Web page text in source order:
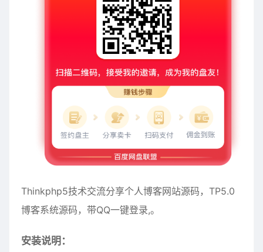
Thinkphp5技术交流分享个人博客网站源码，TP5.0
博客系统源码，带QQ一键登录,。
安装说明：